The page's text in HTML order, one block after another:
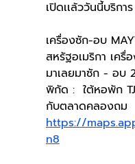
เปิดเเล้ววันนี้บริกา
เครื่องซัก-อบ
สหรัฐอเมริกา เค
มาเลยมาซัก - อบ
พิกัด :  ใต้หอพัก
กับตลาดคลองถม
https://
n8